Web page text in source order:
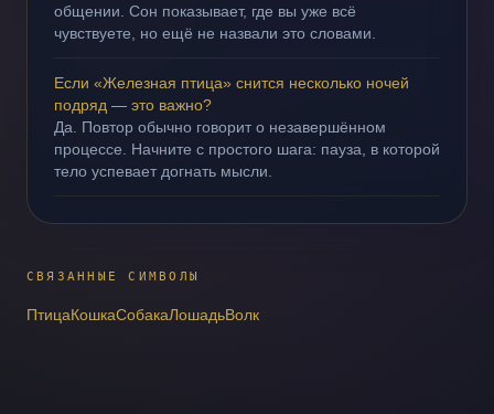
общении. Сон показывает, где вы уже всё
чувствуете, но ещё не назвали это словами.
Если «Железная птица» снится несколько ночей
подряд — это важно?
Да. Повтор обычно говорит о незавершённом
процессе. Начните с простого шага: пауза, в которой
тело успевает догнать мысли.
СВЯЗАННЫЕ СИМВОЛЫ
ПтицаКошкаСобакаЛошадьВолк